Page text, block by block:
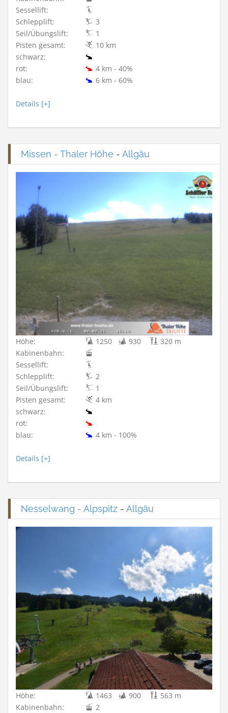
Sessellift:
Schlepplift:
3
Seil/Übungslift:
1
Pisten gesamt:
10 km
schwarz:
rot:
4 km - 40%
blau:
6 km - 60%
Details [+]
Missen - Thaler Höhe - Allgäu
Höhe: 1250 930
320 m
Kabinenbahn:
Sessellift:
Schlepplift:
2
Seil/Übungslift:
1
Pisten gesamt:
4 km
schwarz:
rot:
blau:
4 km - 100%
Details [+]
Nesselwang - Alpspitz - Allgäu
Höhe: 1463 900
563 m
Kabinenbahn:
2